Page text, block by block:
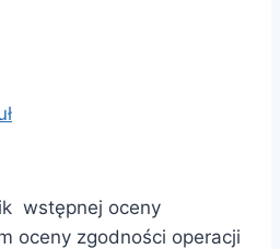
wstępnej oceny
oceny zgodności operacji